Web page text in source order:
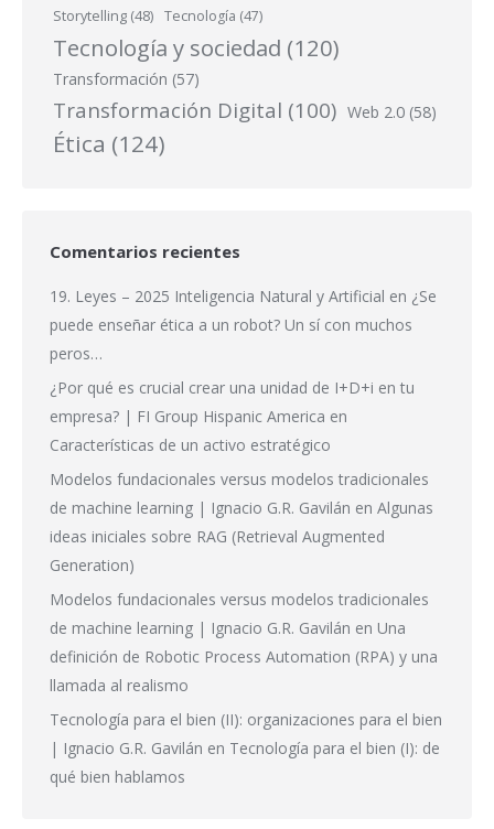
Storytelling (48) Tecnología (47)
Tecnología y sociedad (120)
Transformación (57)
Transformación Digital (100) Web 2.0 (58)
Ética (124)
Comentarios recientes
19. Leyes – 2025 Inteligencia Natural y Artificial en ¿Se
puede enseñar ética a un robot? Un sí con muchos
peros…
¿Por qué es crucial crear una unidad de I+D+i en tu
empresa? | FI Group Hispanic America en
Características de un activo estratégico
Modelos fundacionales versus modelos tradicionales
de machine learning | Ignacio G.R. Gavilán en Algunas
ideas iniciales sobre RAG (Retrieval Augmented
Generation)
Modelos fundacionales versus modelos tradicionales
de machine learning | Ignacio G.R. Gavilán en Una
definición de Robotic Process Automation (RPA) y una
llamada al realismo
Tecnología para el bien (II): organizaciones para el bien
| Ignacio G.R. Gavilán en Tecnología para el bien (I): de
qué bien hablamos